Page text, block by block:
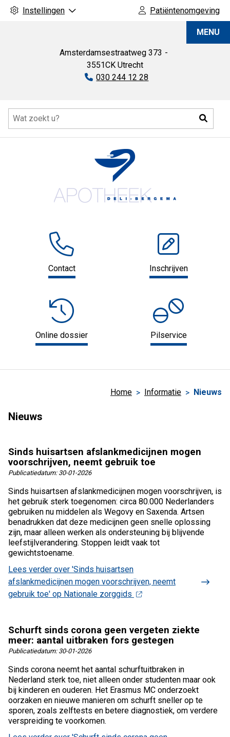
Instellingen Patiëntenomgeving
Amsterdamsestraatweg 373
3551CK Utrecht
Tel:
030 244 12 28
MENU
Contact Inschrijven
Online dossier Pilservice
Home Informatie Nieuws
Nieuws
Sinds huisartsen afslankmedicijnen mogen
voorschrijven, neemt gebruik toe
Publicatiedatum: 30-01-2026
Sinds huisartsen afslankmedicijnen mogen voorschrijven, is
het gebruik sterk toegenomen: circa 80.000 Nederlanders
gebruiken nu middelen als Wegovy en Saxenda. Artsen
benadrukken dat deze medicijnen geen snelle oplossing
zijn, maar alleen werken als ondersteuning bij blijvende
leefstijlverandering. Stoppen leidt vaak tot
gewichtstoename.
Lees verder over 'Sinds huisartsen
afslankmedicijnen mogen voorschrijven, neemt
gebruik toe' op Nationale zorggids
Schurft sinds corona geen vergeten ziekte
meer: aantal uitbraken fors gestegen
Publicatiedatum: 30-01-2026
Sinds corona neemt het aantal schurftuitbraken in
Nederland sterk toe, niet alleen onder studenten maar ook
bij kinderen en ouderen. Het Erasmus MC onderzoekt
oorzaken en nieuwe manieren om schurft sneller op te
sporen, zoals zelftests en betere diagnostiek, om verdere
verspreiding te voorkomen.